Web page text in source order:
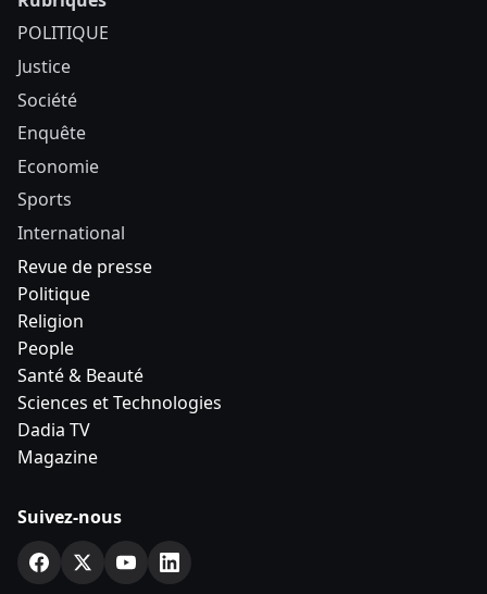
POLITIQUE
Justice
Société
Enquête
Economie
Sports
International
Revue de presse
Politique
Religion
People
Santé & Beauté
Sciences et Technologies
Dadia TV
Magazine
Suivez-nous